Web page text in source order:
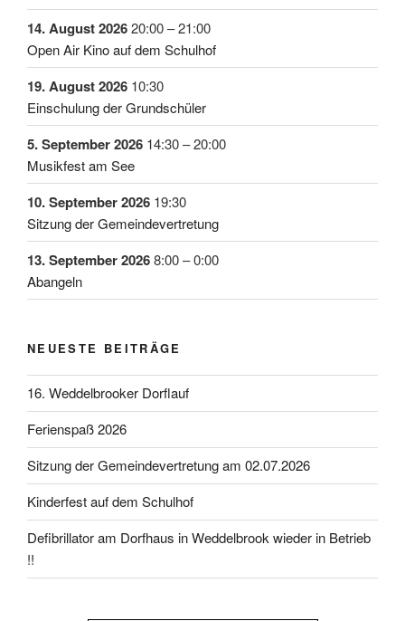
14. August 202620:00–21:00
Open Air Kino auf dem Schulhof
19. August 2026 10:30
Einschulung der Grundschüler
5. September 2026 14:30–20:00
Musikfest am See
10. September 2026 19:30
Sitzung der Gemeindevertretung
13. September 20268:00–0:00
Abangeln
NEUESTE BEITRÄGE
16. Weddelbrooker Dorflauf
Ferienspaß 2026
Sitzung der Gemeindevertretung am 02.07.2026
Kinderfest auf dem Schulhof
Defibrillator am Dorfhaus in Weddelbrook wieder in Betrieb
!!